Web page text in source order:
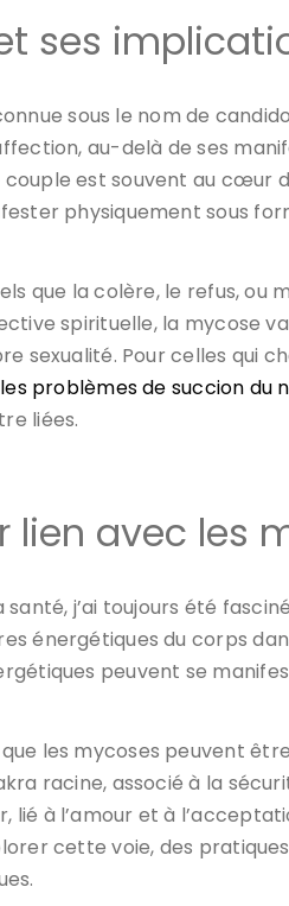
ses
sous le nom de
au-delà de ses
est souvent au cœur
physiquement sous
que la colère, le refus, ou
spirituelle, la mycose
sexualité. Pour celles
les problèmes de succion du
liées.
lien avec les
j’ai toujours été
énergétiques du corps
peuvent se
les mycoses peuvent
racine, associé à la
lié à l’amour et à
cette voie, des